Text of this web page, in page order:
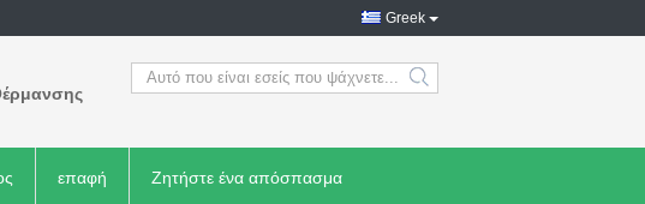
Greek
search
επαφή Ζητήστε ένα απόσπασμα